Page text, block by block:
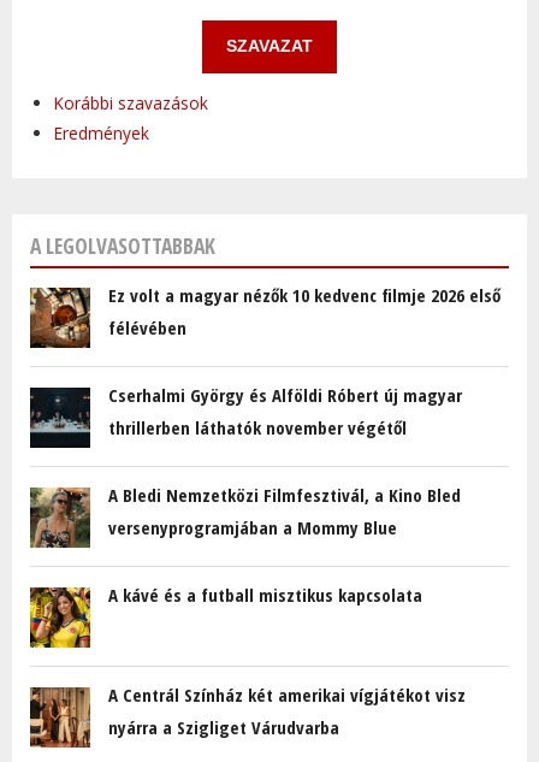
Korábbi szavazások
Eredmények
A LEGOLVASOTTABBAK
Ez volt a magyar nézők 10 kedvenc filmje 2026 első
félévében
Cserhalmi György és Alföldi Róbert új magyar
thrillerben láthatók november végétől
A Bledi Nemzetközi Filmfesztivál, a Kino Bled
versenyprogramjában a Mommy Blue
A kávé és a futball misztikus kapcsolata
A Centrál Színház két amerikai vígjátékot visz
nyárra a Szigliget Várudvarba